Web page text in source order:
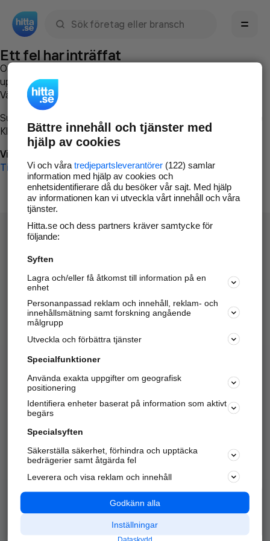
Ett fel har inträffat
Om du vill kan du
uppstod så att vi lättare och snabbare kan avhjälpa det.
Vänligen försök med följande:
Surfa till
Klicka påTillbaka-knappen i webbläsaren och försök igen
Vi beklagar besväret!
Till startsidan
Hitta.se - Gratis nummerupplysning.
Sök företag, personer och platser.
Hitta telefonnummer, adresser, företagsinfo mm.
Marknadsför företaget
Kom igång och annonsera mot
samarbetspartners nära dig.
Alla kategorier
Populära sökningar
API & Kartor
Annonsera
Integritet
Nödnummer
Bättre innehåll och tjänster med
hjälp av cookies
Vi och våra tredjepartsleverantörer(122) samlar
information med hjälp av cookies och
enhetsidentifierare då du besöker vår sajt. Med hjälp
av informationen kan vi utveckla vårt innehåll och våra
tjänster.
Hitta.se och dess partners kräver samtycke för
följande:
Syften
Lagra och/eller få åtkomst till information på en
enhet
Personanpassad reklam och innehåll, reklam- och
innehållsmätning samt forskning angående
målgrupp
Utveckla och förbättra tjänster
Specialfunktioner
Använda exakta uppgifter om geografisk
positionering
Identifiera enheter baserat på information som aktivt
begärs
Specialsyften
Säkerställa säkerhet, förhindra och upptäcka
bedrägerier samt åtgärda fel
Leverera och visa reklam och innehåll
Godkänn alla
Inställningar
Dataskydd